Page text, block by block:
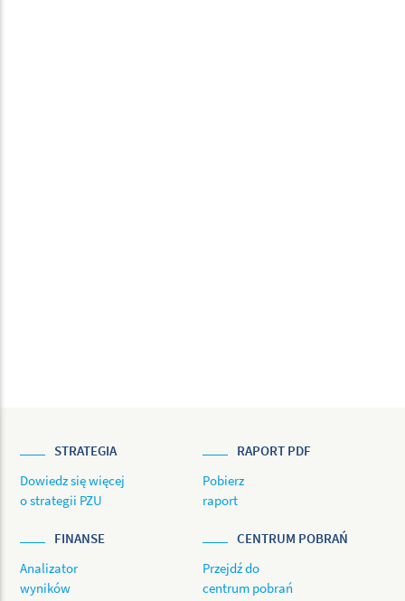
STRATEGIA
Dowiedz się więcej
o strategii PZU
RAPORT PDF
Pobierz
raport
FINANSE
Analizator
wyników
CENTRUM POBRAŃ
Przejdź do
centrum pobrań